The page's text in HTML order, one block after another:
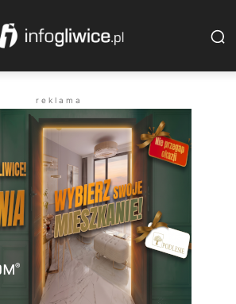
r e k l a m a